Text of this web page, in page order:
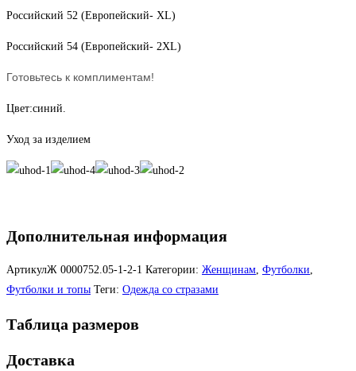
Российский 52 (Европейский- XL)
Российский 54 (Европейский- 2XL)
Готовьтесь к комплиментам!
Цвет:синий.
Уход за изделием
Дополнительная информация
АртикулЖ 0000752.05-1-2-1 Категории: Женщинам, Футболки,
Футболки и топы Теги: Одежда со стразами
Таблица размеров
Доставка